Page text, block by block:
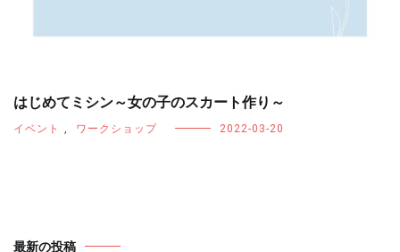
はじめてミシン～女の子のスカート作り～
イベント , ワークショップ 2022-03-20
最新の投稿